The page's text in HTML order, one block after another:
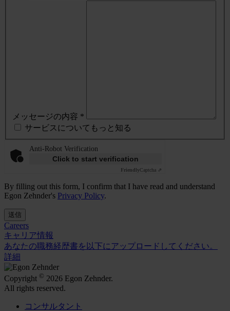
メッセージの内容 *
サービスについてもっと知る
Anti-Robot Verification
Click to start verification
FriendlyCaptcha ⇗
By filling out this form, I confirm that I have read and understand
Egon Zehnder's Privacy Policy.
送信
Careers
キャリア情報
あなたの職務経歴書を以下にアップロードしてください。
詳細
Copyright © 2026 Egon Zehnder.
All rights reserved.
コンサルタント